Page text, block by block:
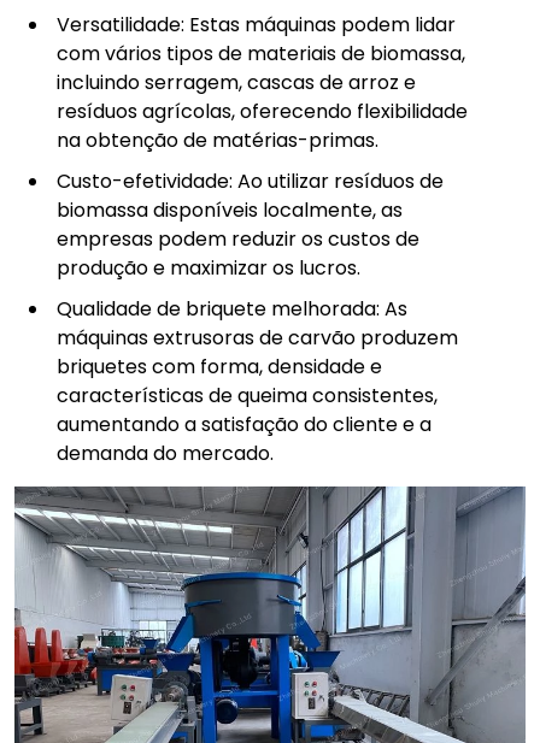
Versatilidade: Estas máquinas podem lidar
com vários tipos de materiais de biomassa,
incluindo serragem, cascas de arroz e
resíduos agrícolas, oferecendo flexibilidade
na obtenção de matérias-primas.
Custo-efetividade: Ao utilizar resíduos de
biomassa disponíveis localmente, as
empresas podem reduzir os custos de
produção e maximizar os lucros.
Qualidade de briquete melhorada: As
máquinas extrusoras de carvão produzem
briquetes com forma, densidade e
características de queima consistentes,
aumentando a satisfação do cliente e a
demanda do mercado.